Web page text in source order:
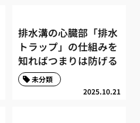
排水溝の心臓部「排水
トラップ」の仕組みを
知ればつまりは防げる
2025.10.21
未分類